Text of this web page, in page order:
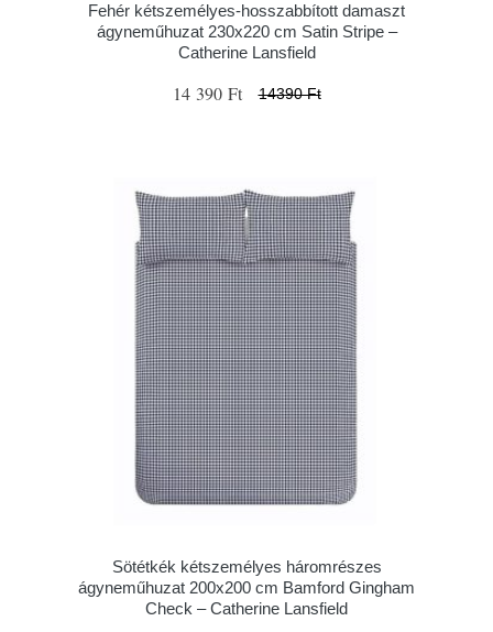
Fehér kétszemélyes-hosszabbított damaszt
ágyneműhuzat 230x220 cm Satin Stripe –
Catherine Lansfield
14 390 Ft 14390 Ft
Sötétkék kétszemélyes háromrészes
ágyneműhuzat 200x200 cm Bamford Gingham
Check – Catherine Lansfield